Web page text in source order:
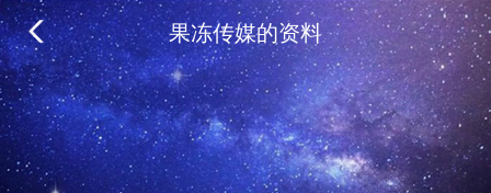
果冻传媒的资料